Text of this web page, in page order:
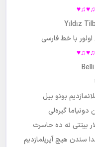
Yıldız
با خط فارسی
بونو بیل
دونیاما گیره‌لی
بیتتی نه ده حاسرت
سندن هیچ آیریلمازدیم